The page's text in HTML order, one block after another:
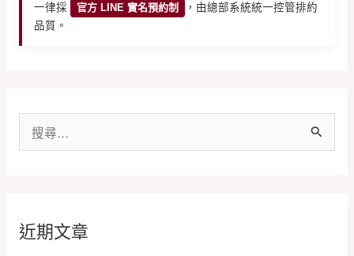
一律採
官方 LINE 實名預約制
，由總部系統統一控管排約
品質。
字
近期文章